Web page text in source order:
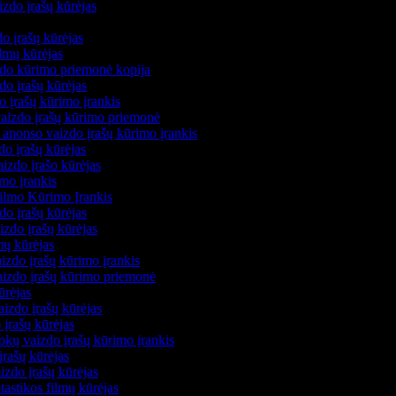
įrašų kūrėjas
įrašų kūrėjas
kūrėjas
kūrimo priemonė kopija
įrašų kūrėjas
įrašų kūrimo įrankis
įrašų kūrimo priemonė
anonso vaizdo įrašų kūrimo įrankis
įrašų kūrėjas
įrašo kūrėjas
įrankis
Kūrimo Įrankis
įrašų kūrėjas
įrašų kūrėjas
kūrėjas
įrašų kūrimo įrankis
įrašų kūrimo priemonė
įrašų kūrėjas
įrašų kūrėjas
vaizdo įrašų kūrimo įrankis
kūrėjas
įrašų kūrėjas
filmų kūrėjas